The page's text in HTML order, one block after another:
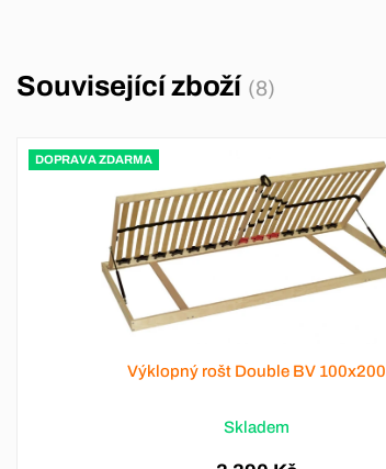
Související zboží (8)
DOPRAVA ZDARMA
Výklopný rošt Double BV 100x200
Skladem